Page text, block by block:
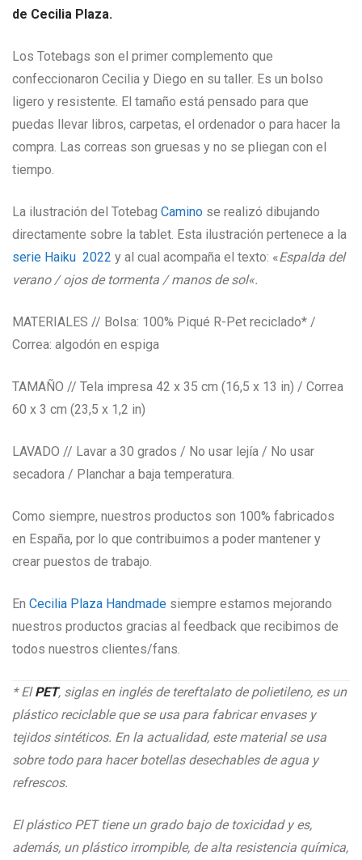
de Cecilia Plaza.
Los Totebags son el primer complemento que
confeccionaron Cecilia y Diego en su taller. Es un bolso
ligero y resistente. El tamaño está pensado para que
puedas llevar libros, carpetas, el ordenador o para hacer la
compra. Las correas son gruesas y no se pliegan con el
tiempo.
La ilustración del Totebag Camino se realizó dibujando
directamente sobre la tablet. Esta ilustración pertenece a la
serie Haiku 2022 y al cual acompaña el texto: «Espalda del
verano / ojos de tormenta / manos de sol«.
MATERIALES // Bolsa: 100% Piqué R-Pet reciclado* /
Correa: algodón en espiga
TAMAÑO // Tela impresa 42 x 35 cm (16,5 x 13 in) / Correa
60 x 3 cm (23,5 x 1,2 in)
LAVADO // Lavar a 30 grados / No usar lejía / No usar
secadora / Planchar a baja temperatura.
Como siempre, nuestros productos son 100% fabricados
en España, por lo que contribuimos a poder mantener y
crear puestos de trabajo.
En Cecilia Plaza Handmade siempre estamos mejorando
nuestros productos gracias al feedback que recibimos de
todos nuestros clientes/fans.
* ElPET, siglas en inglés de tereftalato de polietileno, es un
plástico reciclable que se usa para fabricar envases y
tejidos sintéticos. En la actualidad, este material se usa
sobre todo para hacer botellas desechables de agua y
refrescos.
El plástico PET tiene un grado bajo de toxicidad y es,
además, un plástico irrompible, de alta resistencia química,